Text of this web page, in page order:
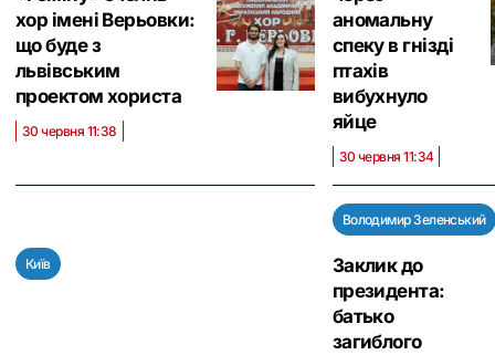
хор імені Верьовки:
що буде з
львівським
проектом хориста
30 червня 11:38
аномальну
спеку в гнізді
птахів
вибухнуло
яйце
30 червня 11:34
Київ
Володимир Зеленський
Заклик до
президента:
батько
загиблого